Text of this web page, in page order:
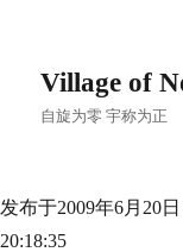
Village of
自旋为零 宇称为正
发布于2009年6月20
20:18:35